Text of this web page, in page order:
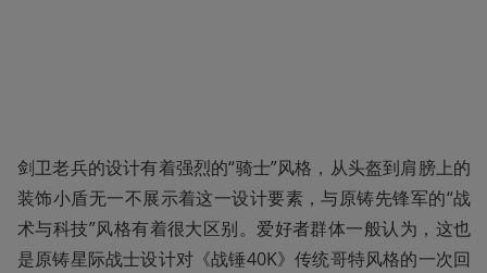
剑卫老兵的设计有着强烈的“骑士”风格，从头盔到肩膀上的
装饰小盾无一不展示着这一设计要素，与原铸先锋军的“战
术与科技”风格有着很大区别。爱好者群体一般认为，这也
是原铸星际战士设计对《战锤40K》传统哥特风格的一次回